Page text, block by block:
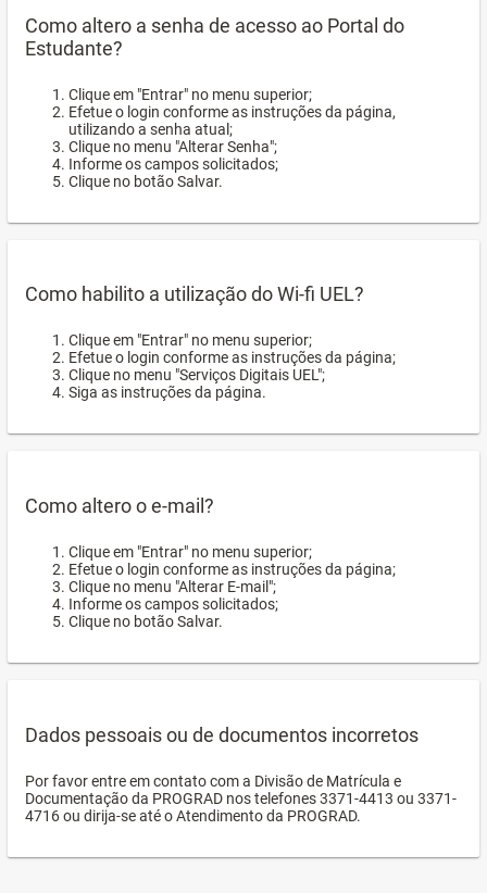
Como altero a senha de acesso ao Portal do
Estudante?
Clique em "Entrar" no menu superior;
Efetue o login conforme as instruções da página,
utilizando a senha atual;
Clique no menu "Alterar Senha";
Informe os campos solicitados;
Clique no botão Salvar.
Como habilito a utilização do Wi-fi UEL?
Clique em "Entrar" no menu superior;
Efetue o login conforme as instruções da página;
Clique no menu "Serviços Digitais UEL";
Siga as instruções da página.
Como altero o e-mail?
Clique em "Entrar" no menu superior;
Efetue o login conforme as instruções da página;
Clique no menu "Alterar E-mail";
Informe os campos solicitados;
Clique no botão Salvar.
Dados pessoais ou de documentos incorretos
Por favor entre em contato com a Divisão de Matrícula e
Documentação da PROGRAD nos telefones 3371-4413 ou 3371-
4716 ou dirija-se até o Atendimento da PROGRAD.